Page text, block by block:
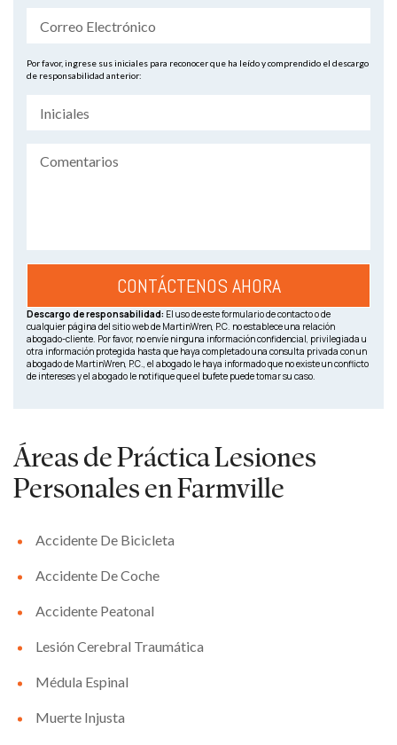
Por favor, ingrese sus iniciales para reconocer que ha leído y comprendido el descargo
de responsabilidad anterior:
Descargo de responsabilidad: El uso de este formulario de contacto o de
cualquier página del sitio web de MartinWren, P.C. no establece una relación
abogado-cliente. Por favor, no envíe ninguna información confidencial, privilegiada u
otra información protegida hasta que haya completado una consulta privada con un
abogado de MartinWren, P.C., el abogado le haya informado que no existe un conflicto
de intereses y el abogado le notifique que el bufete puede tomar su caso.
Áreas de PrácticaLesiones
Personales en Farmville
Accidente De Bicicleta
Accidente De Coche
Accidente Peatonal
Lesión Cerebral Traumática
Médula Espinal
Muerte Injusta